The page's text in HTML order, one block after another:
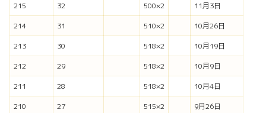
215
32 500×2
11月3日
214
31 510×2
10月26日
213
30 518×2
10月19日
212
29 518×2
10月9日
211
28 518×2
10月4日
210
27 515×2
9月26日